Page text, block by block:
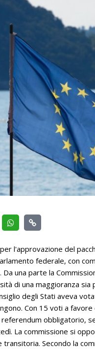
l'approvazione del
federale, con
una parte la
di una maggioranza sia
degli Stati aveva
Con 15 voti a favore
obbligatorio,
La commissione si
Secondo la